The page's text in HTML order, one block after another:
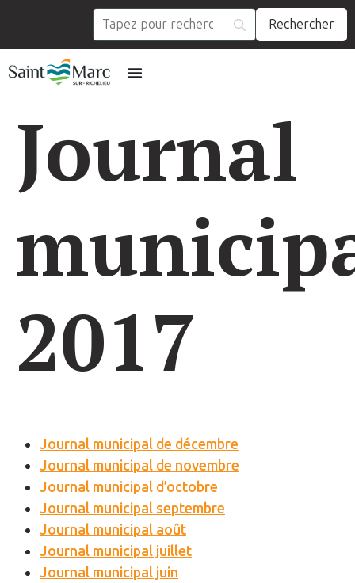
Journal
2017
Journal municipal de décembre
Journal municipal de novembre
Journal municipal d’octobre
Journal municipal septembre
Journal municipal août
Journal municipal juillet
Journal municipal juin